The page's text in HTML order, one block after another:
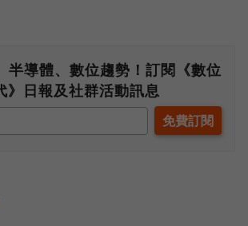
半導體、數位趨勢！訂閱《數位
》日報及社群活動訊息